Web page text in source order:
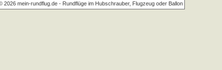
2026 mein-rundflug.de - Rundflüge im Hubschrauber, Flugzeug oder Ballon